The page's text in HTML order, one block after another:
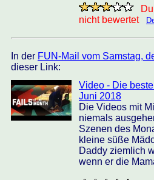
nicht bewertet
In der FUN-Mail vom Samstag,
dieser Link:
Video - Die
Juni 2018
Die Videos mit
niemals
Szenen des
kleine süße
Daddy ziemlich
wenn er die